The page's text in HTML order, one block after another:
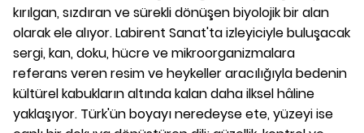
kırılgan, sızdıran ve sürekli dönüşen biyolojik bir alan
olarak ele alıyor. Labirent Sanat'ta izleyiciyle buluşacak
sergi, kan, doku, hücre ve mikroorganizmalara
referans veren resim ve heykeller aracılığıyla bedenin
kültürel kabukların altında kalan daha ilksel hâline
yaklaşıyor. Türk'ün boyayı neredeyse ete, yüzeyi ise